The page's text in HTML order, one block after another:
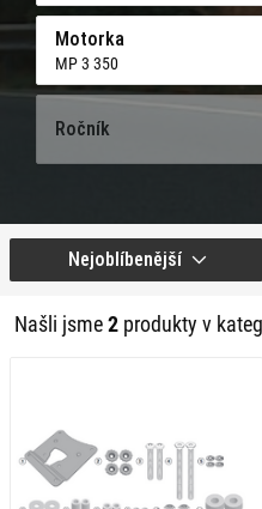
Motorka
MP 3 350
Ročník
Našli jsme2 produkty v
Nejoblíbenější